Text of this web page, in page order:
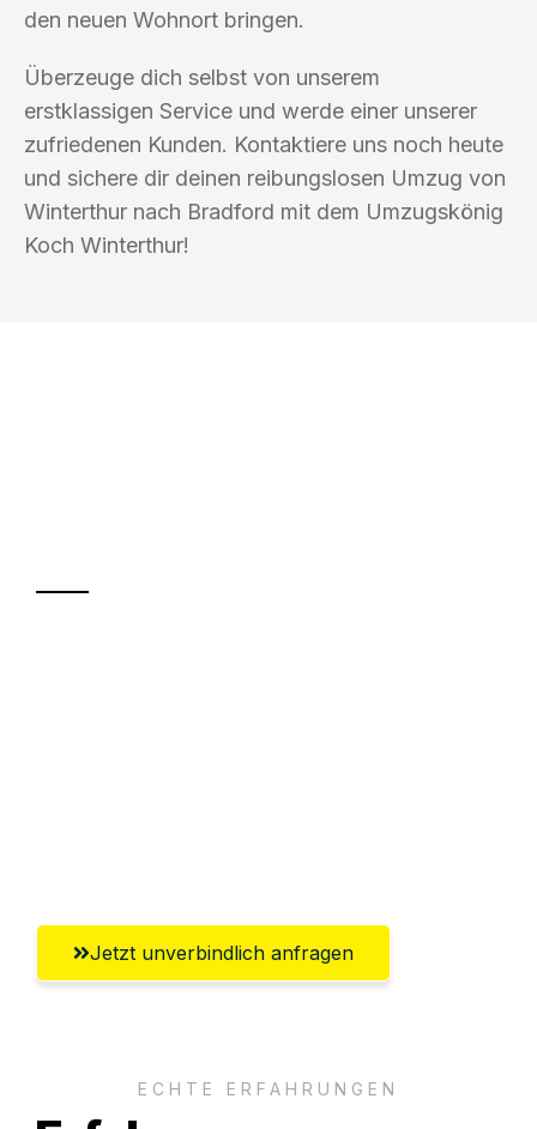
den neuen Wohnort bringen.
Überzeuge dich selbst von unserem
erstklassigen Service und werde einer unserer
zufriedenen Kunden. Kontaktiere uns noch heute
und sichere dir deinen reibungslosen Umzug von
Winterthur nach Bradford mit dem Umzugskönig
Koch Winterthur!
Jetzt unverbindlich anfragen
ECHTE ERFAHRUNGEN